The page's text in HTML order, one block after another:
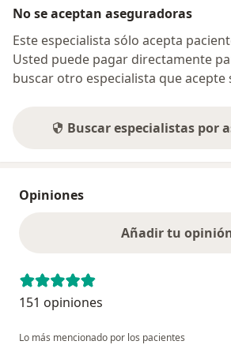
No se aceptan aseguradoras
Este especialista sólo acepta
Usted puede pagar directamente
buscar otro especialista que acepte
Buscar especialistas por
Opiniones
Añadir tu
151 opiniones
Lo más mencionado por los pacientes